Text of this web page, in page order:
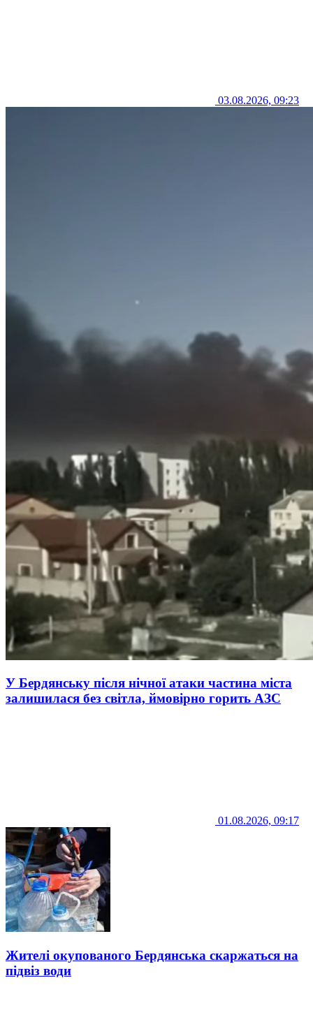
03.08.2026, 09:23
У Бердянську після нічної атаки частина міста
залишилася без світла, ймовірно горить АЗС
01.08.2026, 09:17
Жителі окупованого Бердянська скаржаться на
підвіз води